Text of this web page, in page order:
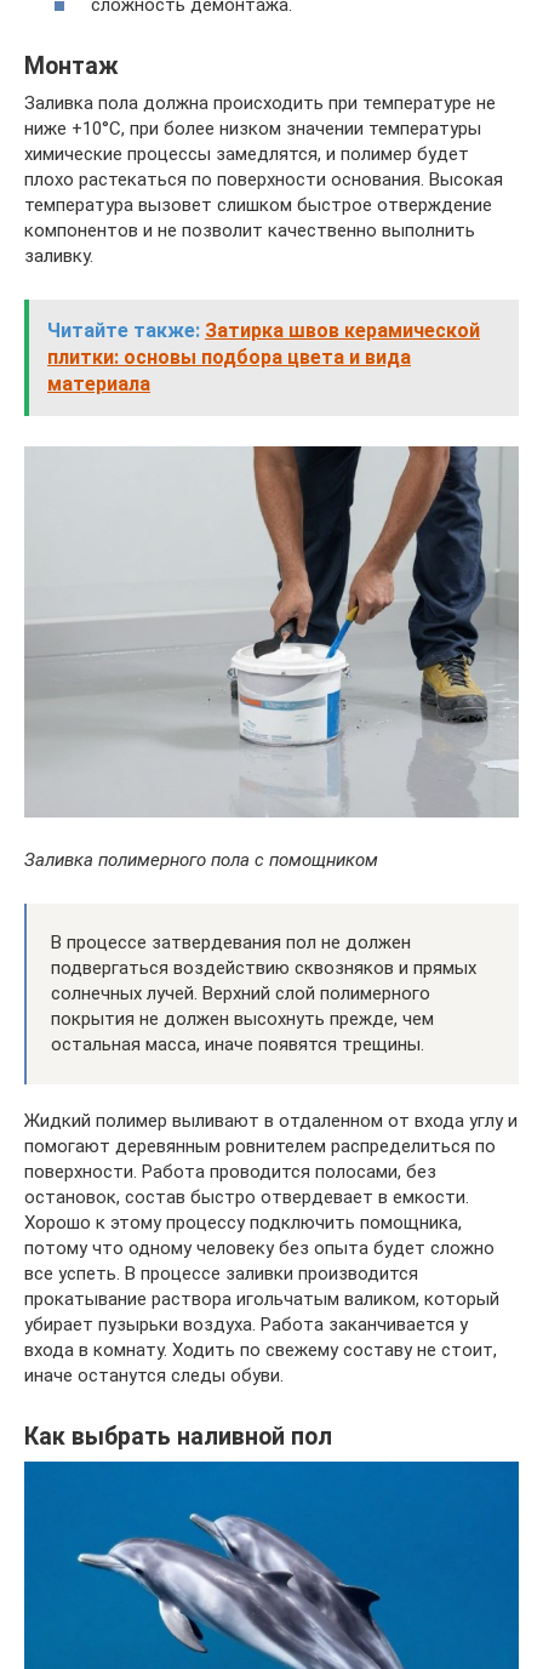
сложность демонтажа.
Монтаж
Заливка пола должна происходить при температуре не
ниже +10°C, при более низком значении температуры
химические процессы замедлятся, и полимер будет
плохо растекаться по поверхности основания. Высокая
температура вызовет слишком быстрое отверждение
компонентов и не позволит качественно выполнить
заливку.
Читайте также: Затирка швов керамической
плитки: основы подбора цвета и вида
материала
Заливка полимерного пола с помощником
В процессе затвердевания пол не должен
подвергаться воздействию сквозняков и прямых
солнечных лучей. Верхний слой полимерного
покрытия не должен высохнуть прежде, чем
остальная масса, иначе появятся трещины.
Жидкий полимер выливают в отдаленном от входа углу и
помогают деревянным ровнителем распределиться по
поверхности. Работа проводится полосами, без
остановок, состав быстро отвердевает в емкости.
Хорошо к этому процессу подключить помощника,
потому что одному человеку без опыта будет сложно
все успеть. В процессе заливки производится
прокатывание раствора игольчатым валиком, который
убирает пузырьки воздуха. Работа заканчивается у
входа в комнату. Ходить по свежему составу не стоит,
иначе останутся следы обуви.
Как выбрать наливной пол